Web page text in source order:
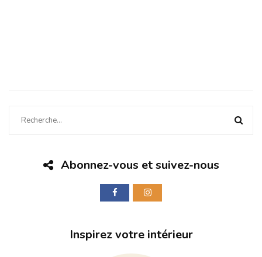
Abonnez-vous et suivez-nous
Inspirez votre intérieur